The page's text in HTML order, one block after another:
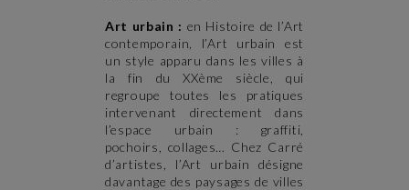
Art urbain : en Histoire de l’Art
contemporain, l’Art urbain est
un style apparu dans les villes à
la fin du XXème siècle, qui
regroupe toutes les pratiques
intervenant directement dans
l’espace urbain : graffiti,
pochoirs, collages… Chez Carré
d’artistes, l’Art urbain désigne
davantage des paysages de villes